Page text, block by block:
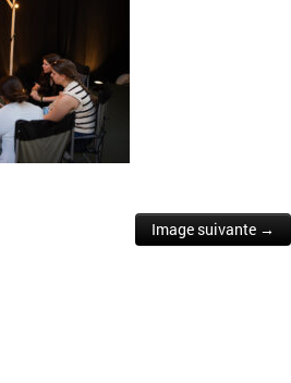
Image suivante →